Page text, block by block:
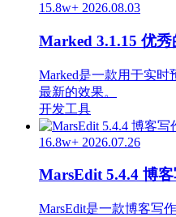
15.8w+ 2026.08.03
Marked 3.1.15 优
Marked是一款用于实
最新的效果。
开发工具
16.8w+ 2026.07.26
MarsEdit 5.4.4 博
MarsEdit是一款博客写